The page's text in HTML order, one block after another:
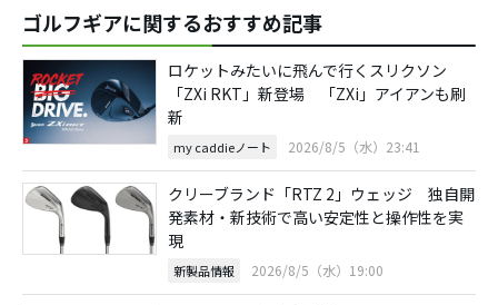
ゴルフギアに関するおすすめ記事
ロケットみたいに飛んで行くスリクソン
「ZXi RKT」新登場 「ZXi」アイアンも刷
新
my caddieノート 2026/8/5（水）23:41
クリーブランド「RTZ 2」ウェッジ 独自開
発素材・新技術で高い安定性と操作性を実
現
新製品情報 2026/8/5（水）19:00